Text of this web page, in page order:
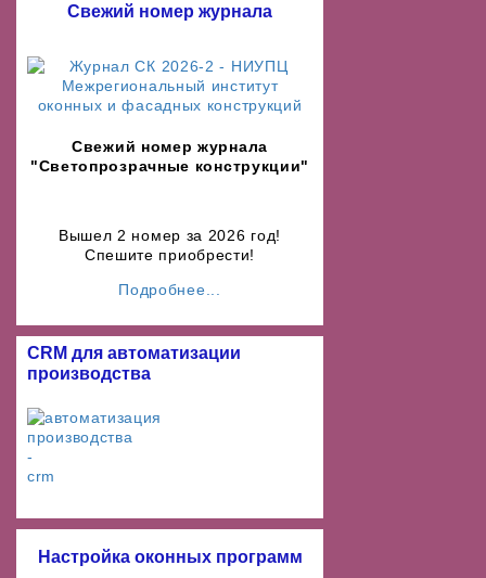
Свежий номер журнала
Свежий номер журнала
"Светопрозрачные конструкции"
Вышел 2 номер за 2026 год!
Спешите приобрести!
Подробнее...
CRM для автоматизации
производства
Настройка оконных программ